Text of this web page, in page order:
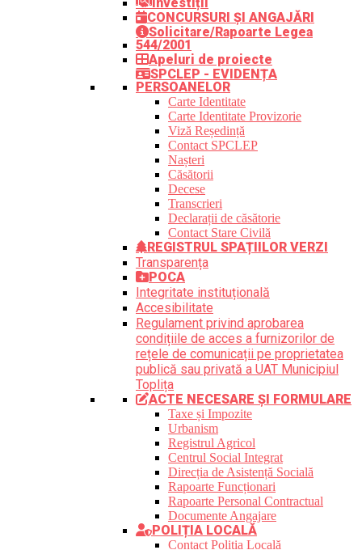
CONCURSURI ȘI ANGAJĂRI
Solicitare/Rapoarte Legea
544/2001
Apeluri de proiecte
SPCLEP - EVIDENȚA
PERSOANELOR
Carte Identitate
Carte Identitate Provizorie
Viză Reședință
Contact SPCLEP
Nașteri
Căsătorii
Decese
Transcrieri
Declarații de căsătorie
Contact Stare Civilă
REGISTRUL SPAȚIILOR VERZI
Transparența
POCA
Integritate instituțională
Accesibilitate
Regulament privind aprobarea
condițiile de acces a furnizorilor de
rețele de comunicații pe proprietatea
publică sau privată a UAT Municipiul
Toplița
ACTE NECESARE ȘI FORMULARE
Taxe și Impozite
Urbanism
Registrul Agricol
Centrul Social Integrat
Direcția de Asistență Socială
Rapoarte Funcționari
Rapoarte Personal Contractual
Documente Angajare
POLIȚIA LOCALĂ
Contact Poliția Locală